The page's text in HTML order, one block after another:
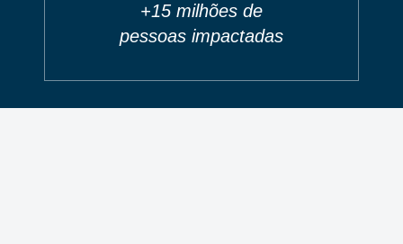
+15 milhões de
pessoas impactadas